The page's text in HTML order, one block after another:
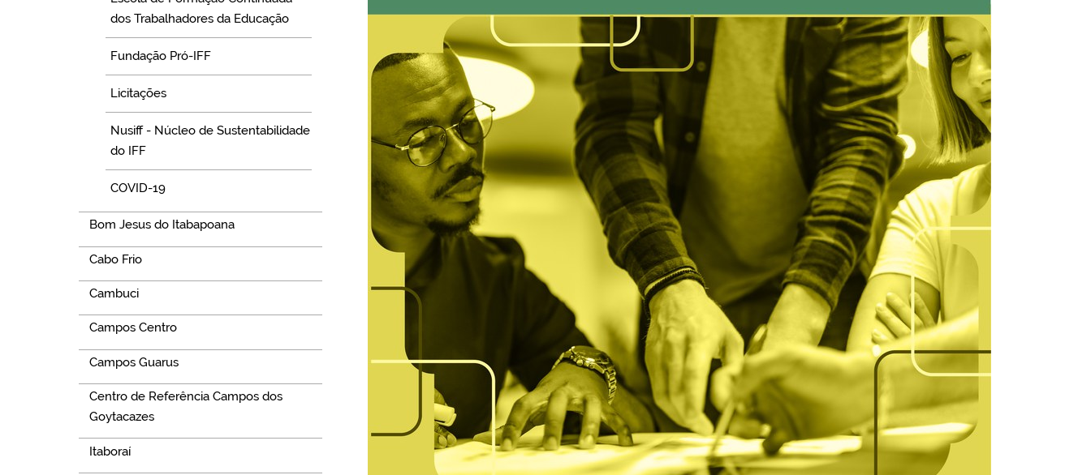
dos Trabalhadores da Educação
Fundação Pró-IFF
Licitações
Nusiff - Núcleo de Sustentabilidade
do IFF
COVID-19
Bom Jesus do Itabapoana
Cabo Frio
Cambuci
Campos Centro
Campos Guarus
Centro de Referência Campos dos
Goytacazes
Itaboraí